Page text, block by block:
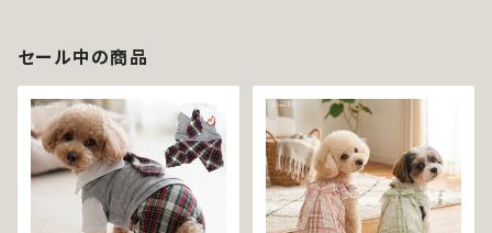
セール中の商品